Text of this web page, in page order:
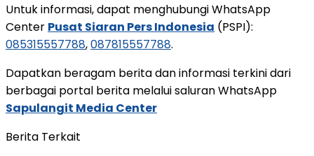
Untuk informasi, dapat menghubungi WhatsApp
Center Pusat Siaran Pers Indonesia (PSPI):
085315557788,087815557788.
Dapatkan beragam berita dan informasi terkini dari
berbagai portal berita melalui saluran WhatsApp
Sapulangit Media Center
Berita Terkait